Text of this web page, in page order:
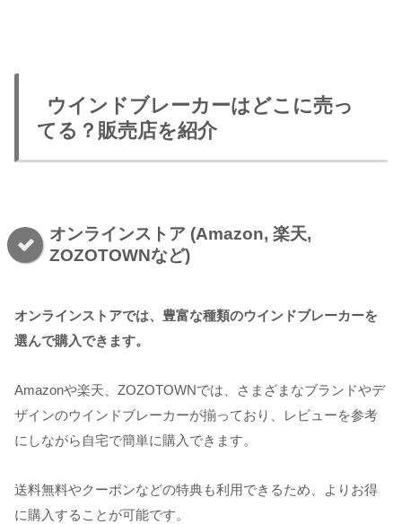
ウインドブレーカーはどこに売っ
てる？販売店を紹介
オンラインストア (Amazon, 楽天,
ZOZOTOWNなど)
オンラインストアでは、豊富な種類のウインドブレーカーを
選んで購入できます。
Amazonや楽天、ZOZOTOWNでは、さまざまなブランドやデ
ザインのウインドブレーカーが揃っており、レビューを参考
にしながら自宅で簡単に購入できます。
送料無料やクーポンなどの特典も利用できるため、よりお得
に購入することが可能です。